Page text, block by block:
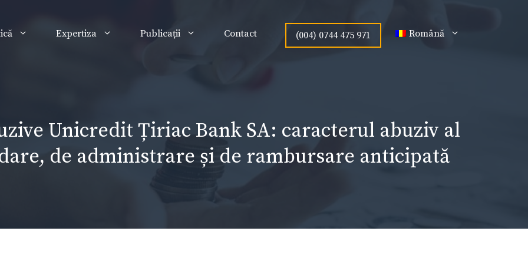
Expertiza Publicații Contact (004) 0744 475 971 Română
Unicredit Țiriac Bank SA: caracterul abuziv al
de administrare și de rambursare anticipată